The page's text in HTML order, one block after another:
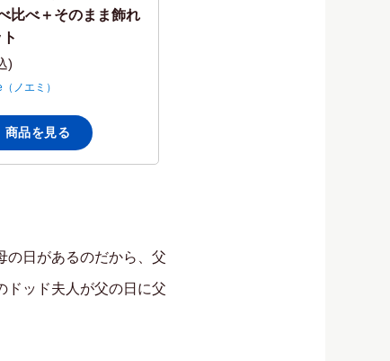
比べ＋そのまま飾れ
)
ノエミ）
商品を見る
の日があるのだから、父
ドッド夫人が父の日に父